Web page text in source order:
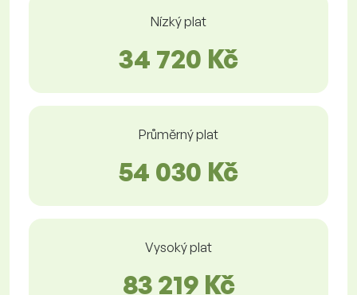
Nízký plat
34 720 Kč
Průměrný plat
54 030 Kč
Vysoký plat
83 219 Kč